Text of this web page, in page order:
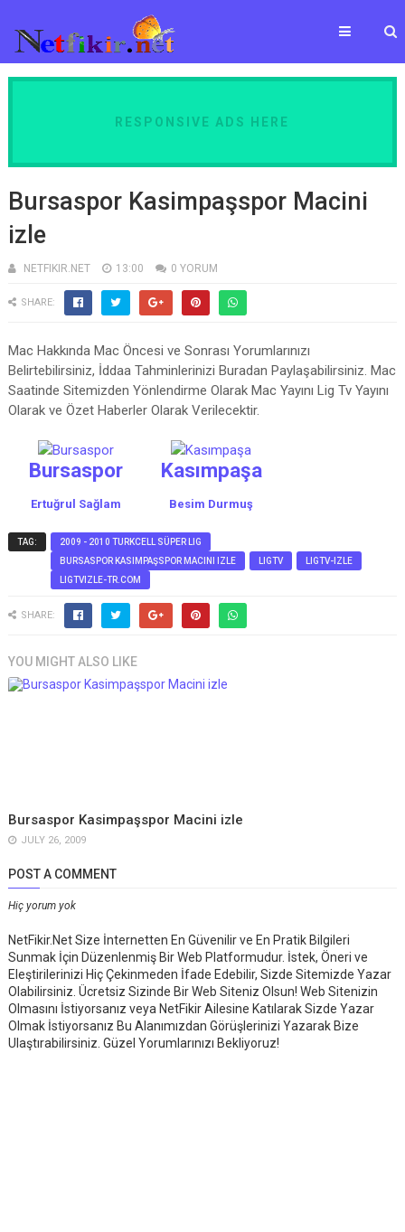
RESPONSIVE ADS HERE
Bursaspor Kasimpaşspor Macini
izle
NETFIKIR.NET 13:00 0 YORUM
SHARE:
Mac Hakkında Mac Öncesi ve Sonrası Yorumlarınızı
Belirtebilirsiniz, İddaa Tahminlerinizi Buradan Paylaşabilirsiniz. Mac
Saatinde Sitemizden Yönlendirme Olarak Mac Yayını Lig Tv Yayını
Olarak ve Özet Haberler Olarak Verilecektir.
Bursaspor
Ertuğrul Sağlam
Kasımpaşa
Besim Durmuş
TAG:
2009 - 2010 TURKCELL SÜPER LIG
BURSASPOR KASIMPAŞSPOR MACINI IZLE
LIGTV
LIGTV-IZLE
LIGTVIZLE-TR.COM
SHARE:
YOU MIGHT ALSO LIKE
Bursaspor Kasimpaşspor Macini izle
JULY 26, 2009
POST A COMMENT
Hiç yorum yok
NetFikir.Net Size İnternetten En Güvenilir ve En Pratik Bilgileri
Sunmak İçin Düzenlenmiş Bir Web Platformudur. İstek, Öneri ve
Eleştirilerinizi Hiç Çekinmeden İfade Edebilir, Sizde Sitemizde Yazar
Olabilirsiniz. Ücretsiz Sizinde Bir Web Siteniz Olsun! Web Sitenizin
Olmasını İstiyorsanız veya NetFikir Ailesine Katılarak Sizde Yazar
Olmak İstiyorsanız Bu Alanımızdan Görüşlerinizi Yazarak Bize
Ulaştırabilirsiniz. Güzel Yorumlarınızı Bekliyoruz!